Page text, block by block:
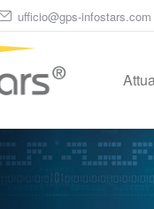
ufficio@gps-infostars.com